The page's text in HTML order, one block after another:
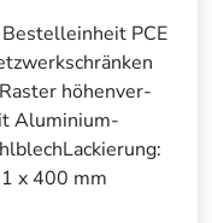
PCE
höhenver-
Aluminium-
x 400 mm